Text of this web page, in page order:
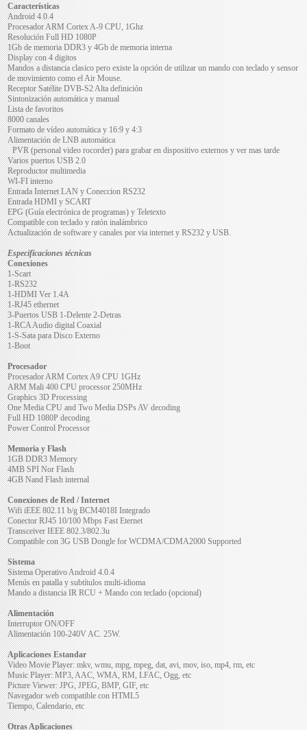
Características
Android 4.0.4
Procesador ARM Cortex A-9 CPU, 1Ghz
Resolución Full HD 1080P
1Gb de memoria DDR3 y 4Gb de memoria interna
Display con 4 digitos
Mandos a distancia clasico pero existe la opción de utilizar un mando con teclado y sensor
de movimiento como el Air Mouse.
Receptor Satélite DVB-S2 Alta definición
Sintonización automática y manual
Lista de favoritos
8000 canales
Formato de vídeo automática y 16:9 y 4:3
Alimentación de LNB automática
PVR (personal video rocorder) para grabar en dispositivo externos y ver mas tarde
Varios puertos USB 2.0
Reproductor multimedia
WI-FI interno
Entrada Internet LAN y Coneccion RS232
Entrada HDMI y SCART
EPG (Guía electrónica de programas) y Teletexto
Compatible con teclado y ratón inalámbrico
Actualización de software y canales por via internet y RS232 y USB.
Especificaciones técnicas
Conexiones
1-Scart
1-RS232
1-HDMI Ver 1.4A
1-RJ45 ethernet
3-Puertos USB 1-Delente 2-Detras
1-RCA Audio digital Coaxial
1-S-Sata para Disco Externo
1-Boot
Procesador
Procesador ARM Cortex A9 CPU 1GHz
ARM Mali 400 CPU processor 250MHz
Graphics 3D Processing
One Media CPU and Two Media DSPs AV decoding
Full HD 1080P decoding
Power Control Processor
Memoria y Flash
1GB DDR3 Memory
4MB SPI Nor Flash
4GB Nand Flash internal
Conexiones de Red / Internet
Wifi iEEE 802.11 b/g BCM4018I Integrado
Conector RJ45 10/100 Mbps Fast Eternet
Transceiver IEEE 802.3/802.3u
Compatible con 3G USB Dongle for WCDMA/CDMA2000 Supported
Sistema
Sistema Operativo Android 4.0.4
Menús en patalla y subtítulos multi-idioma
Mando a distancia IR RCU + Mando con teclado (opcional)
Alimentación
Interruptor ON/OFF
Alimentación 100-240V AC. 25W.
Aplicaciones Estandar
Video Movie Player: mkv, wmu, mpg, mpeg, dat, avi, mov, iso, mp4, rm, etc
Music Player: MP3, AAC, WMA, RM, LFAC, Ogg, etc
Picture Viewer: JPG, JPEG, BMP, GIF, etc
Navegador web compatible con HTML5
Tiempo, Calendario, etc
Otras Aplicaciones